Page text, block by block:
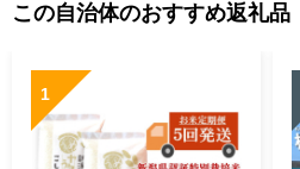
この自治体のおすすめ返礼品
1